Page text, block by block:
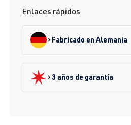
Enlaces rápidos
Fabricado en Alemania
3 años de garantía